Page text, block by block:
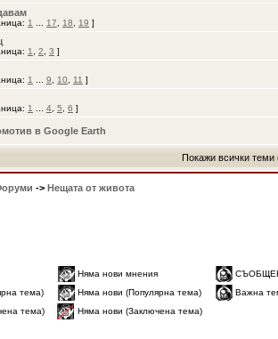
1 17 18 19 ]
1 2 3 ]
1 9 10 11 ]
1 4 5 6 ]
в Google Earth
Покажи всички теми
-> Нещата от живота
Няма нови мнения
тема)
Няма нови (Популярна тема)
Важна
тема)
Няма нови (Заключена тема)